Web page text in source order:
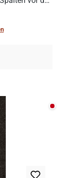
zu treiben
solange man
Nicht